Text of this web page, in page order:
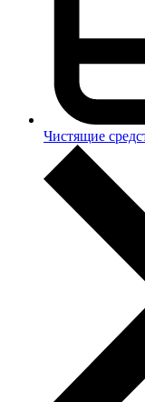
Чистящие